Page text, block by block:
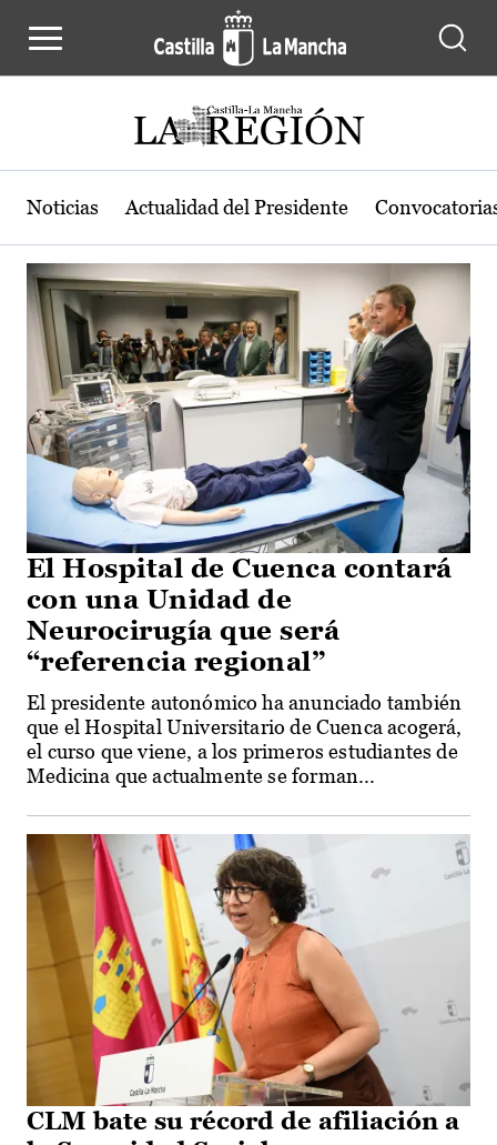
Actualidad de la región de Castilla-
Noticias Actualidad del Presidente
El Hospital de Cuenca contará
con una Unidad de
Neurocirugía que será
“referencia regional”
El presidente autonómico ha anunciado también
que el Hospital Universitario de Cuenca acogerá,
el curso que viene, a los primeros estudiantes de
Medicina que actualmente se forman...
CLM bate su récord de afiliación a